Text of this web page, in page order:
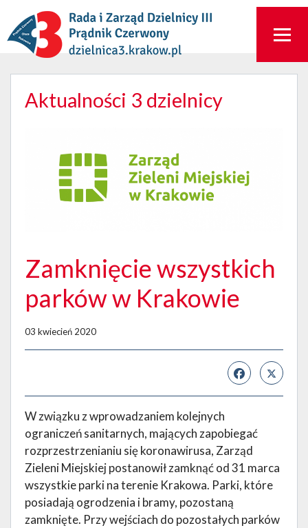
Aktualności 3 dzielnicy
Zamknięcie wszystkich
parków w Krakowie
03 kwiecień 2020
W związku z wprowadzaniem kolejnych
ograniczeń sanitarnych, mających zapobiegać
rozprzestrzenianiu się koronawirusa, Zarząd
Zieleni Miejskiej postanowił zamknąć od 31 marca
wszystkie parki na terenie Krakowa. Parki, które
posiadają ogrodzenia i bramy, pozostaną
zamknięte. Przy wejściach do pozostałych parków